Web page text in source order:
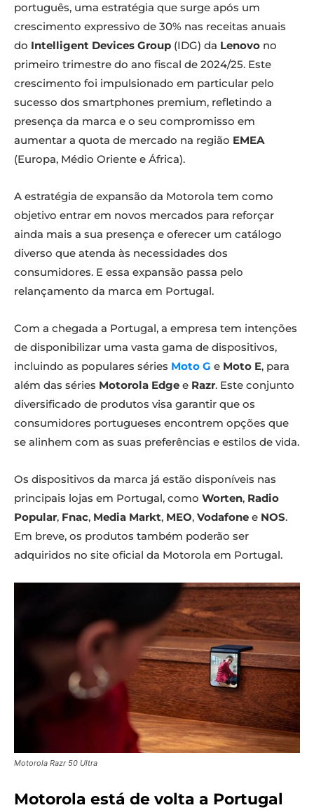
português, uma estratégia que surge após um
crescimento expressivo de 30% nas receitas anuais
do Intelligent Devices Group (IDG) da Lenovo no
primeiro trimestre do ano fiscal de 2024/25. Este
crescimento foi impulsionado em particular pelo
sucesso dos smartphones premium, refletindo a
presença da marca e o seu compromisso em
aumentar a quota de mercado na região EMEA
(Europa, Médio Oriente e África).
A estratégia de expansão da Motorola tem como
objetivo entrar em novos mercados para reforçar
ainda mais a sua presença e oferecer um catálogo
diverso que atenda às necessidades dos
consumidores. E essa expansão passa pelo
relançamento da marca em Portugal.
Com a chegada a Portugal, a empresa tem intenções
de disponibilizar uma vasta gama de dispositivos,
incluindo as populares séries Moto G e Moto E, para
além das séries Motorola Edge e Razr. Este conjunto
diversificado de produtos visa garantir que os
consumidores portugueses encontrem opções que
se alinhem com as suas preferências e estilos de vida.
Os dispositivos da marca já estão disponíveis nas
principais lojas em Portugal, como Worten, Radio
Popular, Fnac, Media Markt, MEO, Vodafone e NOS.
Em breve, os produtos também poderão ser
adquiridos no site oficial da Motorola em Portugal.
Motorola Razr 50 Ultra
Motorola está de volta a Portugal